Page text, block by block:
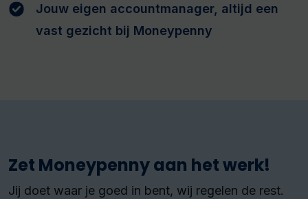
Jouw eigen accountmanager, altijd een
vast gezicht bij Moneypenny
Zet Moneypenny aan het werk!
Jij doet waar je goed in bent, wij regelen de rest.